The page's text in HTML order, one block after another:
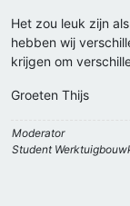
Het zou leuk zijn
hebben wij
krijgen om
Groeten Thijs
Moderator
Student